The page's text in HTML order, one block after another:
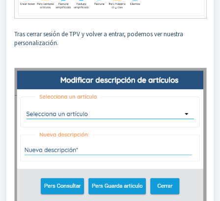
Tras cerrar sesión de TPV y volver a entrar, podemos ver nuestra
personalización.